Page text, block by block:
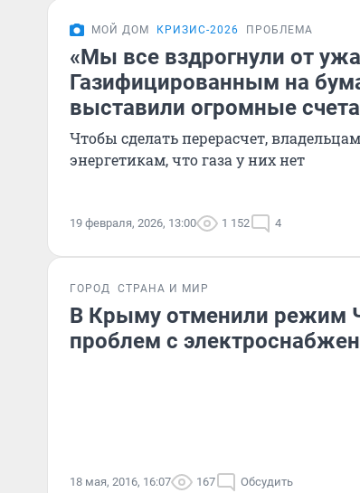
МОЙ ДОМ КРИЗИС-2026 ПРОБЛЕМА
«Мы все вздрогнули от
Газифицированным на
выставили огромные
Чтобы сделать перерасчет,
энергетикам, что газа у них нет
19 февраля, 2026, 13:00 1 152 4
ГОРОД СТРАНА И МИР
В Крыму отменили режим
проблем с
18 мая, 2016, 16:07 167 Обсудить